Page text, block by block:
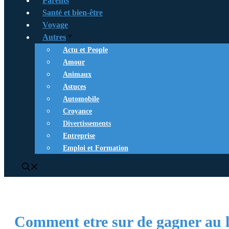
Santé et bien-être
Voyage
Autres
Actu et People
Amour
Animaux
Astuces
Automobile
Croyance
Divertissements
Entreprise
Emploi et Formation
Comment etre sur de gagner au